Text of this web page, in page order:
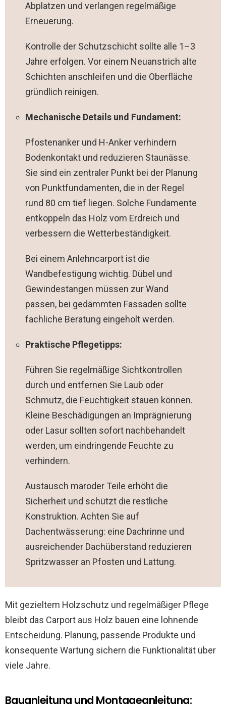
Abplatzen und verlangen regelmäßige
Erneuerung.
Kontrolle der Schutzschicht sollte alle 1–3
Jahre erfolgen. Vor einem Neuanstrich alte
Schichten anschleifen und die Oberfläche
gründlich reinigen.
Mechanische Details und Fundament:
Pfostenanker und H-Anker verhindern
Bodenkontakt und reduzieren Staunässe.
Sie sind ein zentraler Punkt bei der Planung
von Punktfundamenten, die in der Regel
rund 80 cm tief liegen. Solche Fundamente
entkoppeln das Holz vom Erdreich und
verbessern die Wetterbeständigkeit.
Bei einem Anlehncarport ist die
Wandbefestigung wichtig. Dübel und
Gewindestangen müssen zur Wand
passen, bei gedämmten Fassaden sollte
fachliche Beratung eingeholt werden.
Praktische Pflegetipps:
Führen Sie regelmäßige Sichtkontrollen
durch und entfernen Sie Laub oder
Schmutz, die Feuchtigkeit stauen können.
Kleine Beschädigungen an Imprägnierung
oder Lasur sollten sofort nachbehandelt
werden, um eindringende Feuchte zu
verhindern.
Austausch maroder Teile erhöht die
Sicherheit und schützt die restliche
Konstruktion. Achten Sie auf
Dachentwässerung: eine Dachrinne und
ausreichender Dachüberstand reduzieren
Spritzwasser an Pfosten und Lattung.
Mit gezieltem Holzschutz und regelmäßiger Pflege
bleibt das Carport aus Holz bauen eine lohnende
Entscheidung. Planung, passende Produkte und
konsequente Wartung sichern die Funktionalität über
viele Jahre.
Bauanleitung und Montageanleitung: